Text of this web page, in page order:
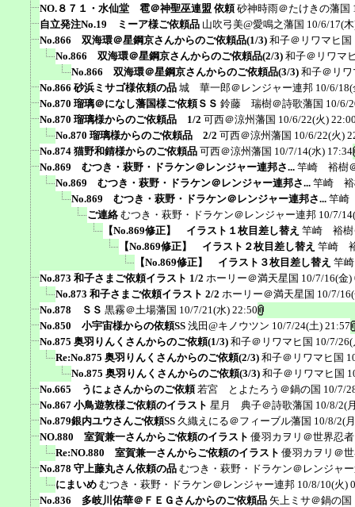
NO.８７１・水仙堂 雹＠神聖巫連盟 依頼 砂神時雨＠たけきの藩国
自立発注No.19 ミーア様ご依頼品 山吹弓美@愛鳴之藩国 10/6/17(
No.866 双海環＠星鋼京さんからのご依頼品(1/3) 和子＠リワマヒ国
No.866 双海環＠星鋼京さんからのご依頼品(2/3) 和子＠リワマ
No.866 双海環＠星鋼京さんからのご依頼品(3/3) 和子＠リワ
No.866 砂浜ミサゴ様依頼の品 城 華一郎＠レンジャー連邦 10/6/
No.870 瑠璃＠になし藩国様ご依頼ＳＳ 鈴藤 瑞樹＠詩歌藩国 10/6/
No.870 瑠璃様からのご依頼品 1/2 可西＠涼州藩国 10/6/22(火)
No.870 瑠璃様からのご依頼品 2/2 可西＠涼州藩国 10/6/22(火)
No.874 猫野和錆様からのご依頼品 可西＠涼州藩国 10/7/14(水) 17:34
No.869 むつき・萩野・ドラケン＠レンジャー連邦さ... 竿崎 裕樹
No.869 むつき・萩野・ドラケン＠レンジャー連邦さ... 竿崎 裕
No.869 むつき・萩野・ドラケン＠レンジャー連邦さ... 竿崎
ご連絡 むつき・萩野・ドラケン＠レンジャー連邦 10/7/
【No.869修正】 イラスト１枚目差し替え 竿崎 裕樹
【No.869修正】 イラスト２枚目差し替え 竿崎
【No.869修正】 イラスト３枚目差し替え 竿
No.873 和子さまご依頼イラスト 1/2 ホーリー＠満天星国 10/7/16(金)
No.873 和子さまご依頼イラスト 2/2 ホーリー＠満天星国 10/7/
No.878 ＳＳ 黒霧＠土場藩国 10/7/21(水) 22:50
No.850 小宇宙様からの依頼SS 浅田@キノウツン 10/7/24(土) 21:57
No.875 奥羽りんくさんからのご依頼(1/3) 和子＠リワマヒ国 10/7/
Re:No.875 奥羽りんくさんからのご依頼(2/3) 和子＠リワマヒ国
No.875 奥羽りんくさんからのご依頼(3/3) 和子＠リワマヒ国
No.665 うにょさんからのご依頼 若宮 とよたろう＠鍋の国 10/7/
No.867 小鳥遊敦様ご依頼のイラスト 星月 典子＠詩歌藩国 10/8/2(
No.879銀内ユウさんご依頼SS 久織えにる＠フィーブル藩国 10/8/2(
NO.880 室賀兼一さんからご依頼のイラスト 優羽カヲリ＠世界忍
Re:NO.880 室賀兼一さんからご依頼のイラスト 優羽カヲリ＠
No.878 守上藤丸さん依頼の品 むつき・萩野・ドラケン＠レンジャ
にまいめ むつき・萩野・ドラケン＠レンジャー連邦 10/8/10(火)
No.836 多岐川佑華＠ＦＥＧさんからのご依頼品 矢上ミサ＠鍋の国